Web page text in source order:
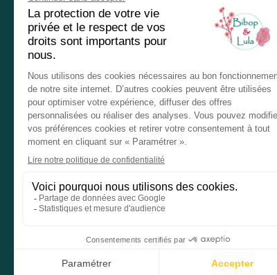
Nos magasins
Chez nos revendeurs
Mentions légales